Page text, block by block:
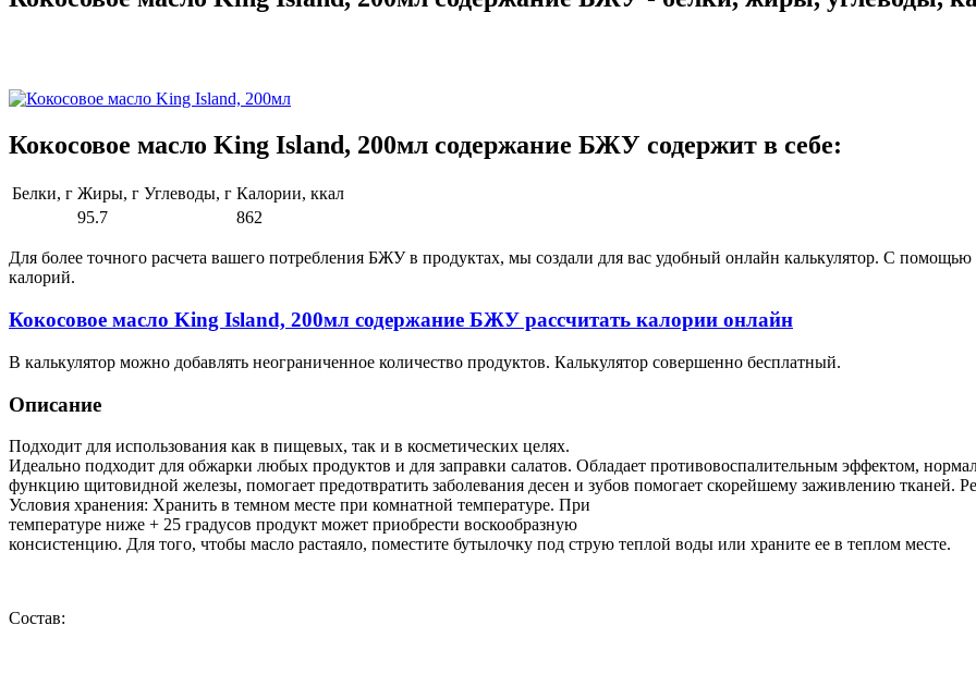
Кокосовое масло King Island, 200мл содержание БЖУ содержит в себе:
Белки, г Жиры, г Углеводы, г Калории, ккал
95.7
862
Для более точного расчета вашего потребления БЖУ в продуктах, мы создали для вас удобный онлайн калькулятор. С
калорий.
Кокосовое масло King Island, 200мл содержание БЖУ рассчитать калории онлайн
В калькулятор можно добавлять неограниченное количество продуктов. Калькулятор совершенно бесплатный.
Описание
Подходит для использования как в пищевых, так и в косметических целях.
Идеально подходит для обжарки любых продуктов и для заправки салатов. Обладает противовоспалительным эффектом,
функцию щитовидной железы, помогает предотвратить заболевания десен и зубов помогает скорейшему заживлению тканей.
Условия хранения: Хранить в темном месте при комнатной температуре. При
температуре ниже + 25 градусов продукт может приобрести воскообразную
консистенцию. Для того, чтобы масло растаяло, поместите бутылочку под струю теплой воды или храните ее в теплом месте.
Состав: